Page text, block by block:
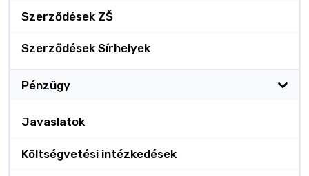
Szerződések ZŠ
Szerződések Sírhelyek
Pénzügy
Javaslatok
Költségvetési intézkedések